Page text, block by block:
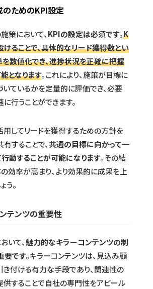
のためのKPI設定
策において、KPIの設定は必須です。K
ることで、具体的なリード獲得数とい
数値化でき、進捗状況を正確に把握
となります。これにより、施策が目標に
ているかを定量的に評価でき、必要
行うことができます。
用してリードを獲得するための方針を
することで、共通の目標に向かって一
動することが可能になります。その結
効率が高まり、より効果的に成果を上
う。
テンツの重要性
いて、魅力的なキラーコンテンツの制
要です。キラーコンテンツは、見込み顧
付ける有力な手段であり、関連性の
供することで自社の専門性をアピール